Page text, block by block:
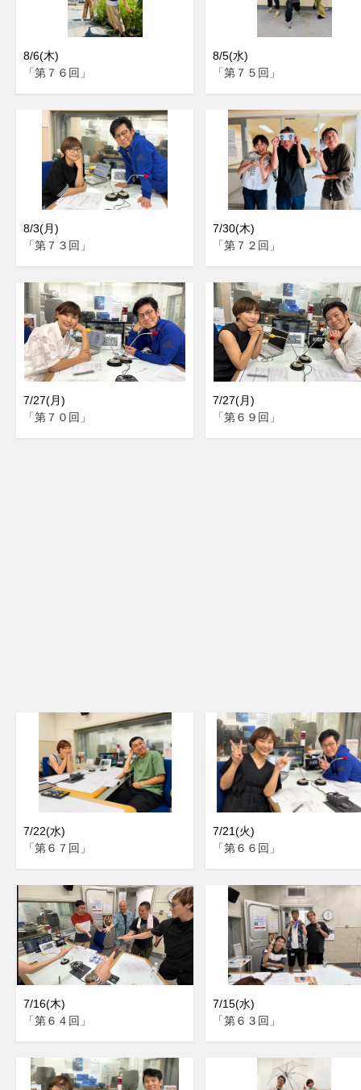
8/6(木)
「第７６回」
8/5(水)
「第７５回」
8/3(月)
「第７３回」
7/30(木)
「第７２回」
7/27(月)
「第７０回」
7/27(月)
「第６９回」
7/22(水)
「第６７回」
7/21(火)
「第６６回」
7/16(木)
「第６４回」
7/15(水)
「第６３回」